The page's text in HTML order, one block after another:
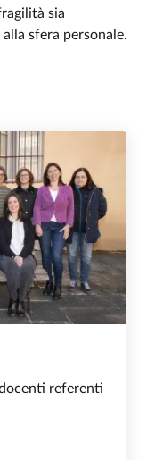
sia
sfera personale.
referenti